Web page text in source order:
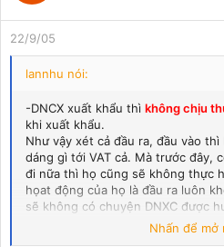
22/9/05
lannhu nói:
-DNCX xuất khẩu thì không chịu
khi xuất khẩu.
Như vậy xét cả đầu ra, đầu vào thì
dáng gì tới VAT cả. Mà trước đây,
đi nữa thì họ cũng sẽ không thực
họat động của họ là đầu ra luôn
sẽ không có chuyện DNXC được
Đó chỉ là suy luận thôi, vì mình
Nhấn để mở